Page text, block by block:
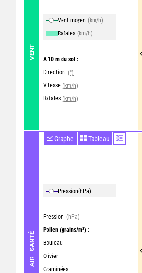
VENT
Vent moyen (km/h)
Rafales (km/h)
A 10 m du sol :
Direction (°)
Vitesse (km/h)
Rafales (km/h)
AIR - SANTÉ
Graphe Tableau
Pression(hPa)
Pression (hPa)
Pollen (grains/m³) :
Bouleau
Olivier
Graminées